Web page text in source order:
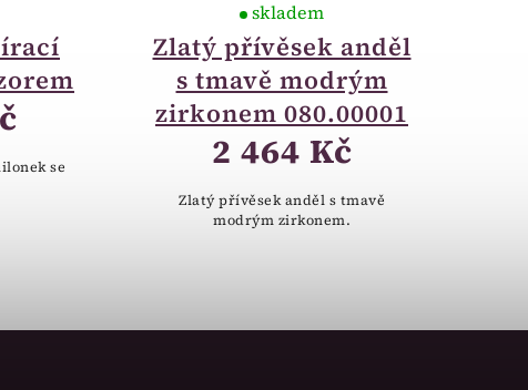
se
Zlatý přívěsek anděl
s tmavě modrým
zirkonem 080.00001
skladem
2 464 Kč
Zlatý přívěsek anděl s tmavě
modrým zirkonem.